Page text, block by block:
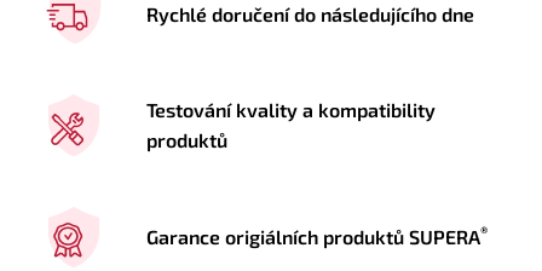
Rychlé doručení do následujícího dne
Testování kvality a kompatibility
produktů
Garance origiálních produktů SUPERA®